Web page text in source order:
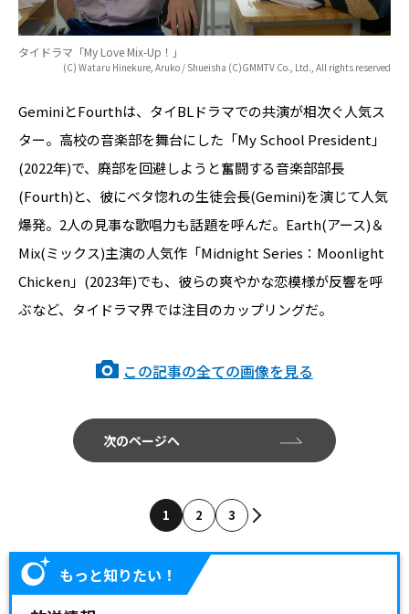
タイドラマ「My Love Mix-Up！」
(C) Wataru Hinekure, Aruko / Shueisha (C)GMMTV Co., Ltd., All rights reserved
GeminiとFourthは、タイBLドラマでの共演が相次ぐ人気ス
ター。高校の音楽部を舞台にした「My School President」
(2022年)で、廃部を回避しようと奮闘する音楽部部長
(Fourth)と、彼にベタ惚れの生徒会長(Gemini)を演じて人気
爆発。2人の見事な歌唱力も話題を呼んだ。Earth(アース)＆
Mix(ミックス)主演の人気作「Midnight Series：Moonlight
Chicken」(2023年)でも、彼らの爽やかな恋模様が反響を呼
ぶなど、タイドラマ界では注目のカップリングだ。
この記事の全ての画像を見る
次のページへ
1 2 3
もっと知りたい！